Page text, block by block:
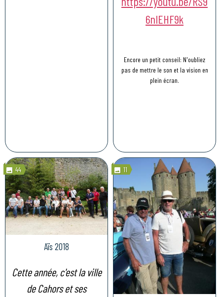
6nIEHF9k
Encore un petit conseil: N'oubliez
pas de mettre le son et la vision en
plein écran.
44
Aïs 2018
Cette année, c'est la ville
de Cahors et ses
11